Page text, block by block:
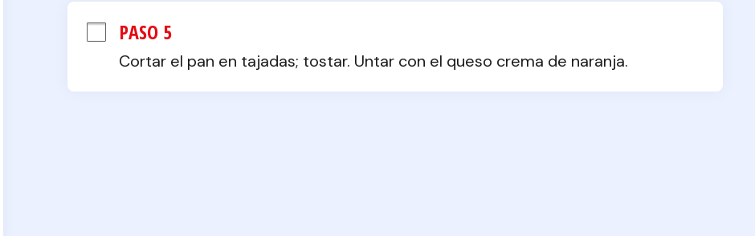
PASO 5
Cortar el pan en tajadas; tostar. Untar con el queso crema de naranja.